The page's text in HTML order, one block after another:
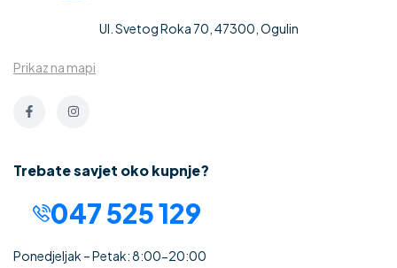
Ul. Svetog Roka 70, 47300, Ogulin
Prikaz na mapi
Trebate savjet oko kupnje?
047 525 129
Ponedjeljak – Petak: 8:00-20:00